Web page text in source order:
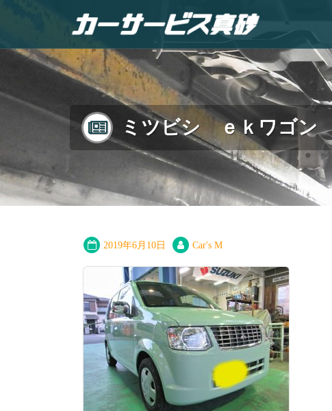
ミツビシ ｅｋワゴン
2019年6月10日 Car's M